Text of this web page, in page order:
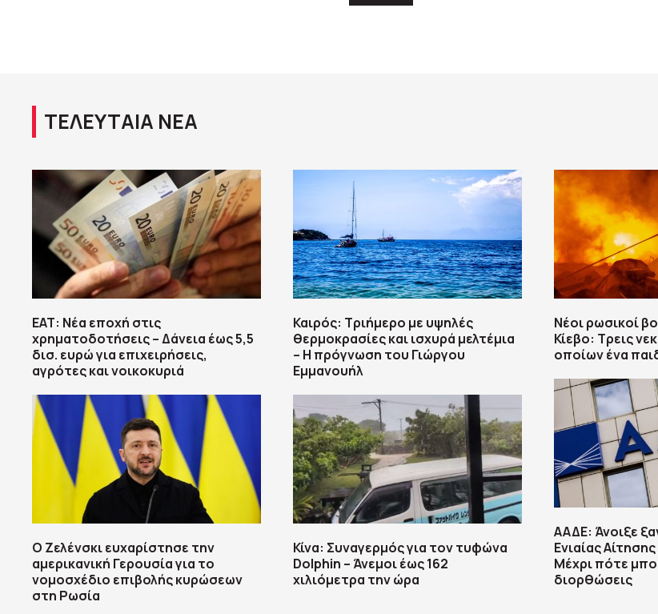
ΤΕΛΕΥΤΑΙΑ ΝΕΑ
ΕΑΤ: Νέα εποχή στις
χρηματοδοτήσεις – Δάνεια έως 5,5
δισ. ευρώ για επιχειρήσεις,
αγρότες και νοικοκυριά
Ο Ζελένσκι ευχαρίστησε την
αμερικανική Γερουσία για το
νομοσχέδιο επιβολής κυρώσεων
στη Ρωσία
Καιρός: Τριήμερο με υψηλές
θερμοκρασίες και ισχυρά μελτέμια
– Η πρόγνωση του Γιώργου
Εμμανουήλ
Κίνα: Συναγερμός για τον τυφώνα
Dolphin – Άνεμοι έως 162
χιλιόμετρα την ώρα
Νέοι ρωσικοί
Κίεβο: Τρεις
οποίων ένα
ΑΑΔΕ: Άνοιξε
Ενιαίας
Μέχρι πότε
διορθώσεις